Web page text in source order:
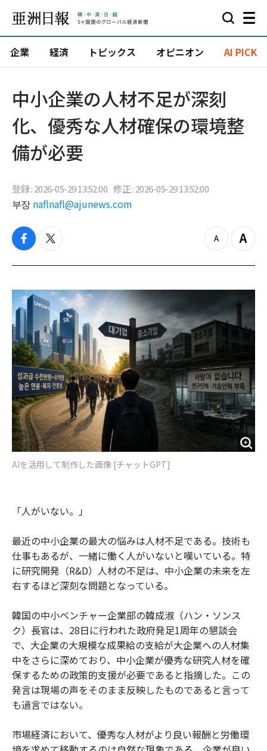
企業 経済 トピックス オピニオン AI PICK
中小企業の人材不足が深刻
化、優秀な人材確保の環境整
備が必要
登録 : 2026-05-29 13:52:00 修正 : 2026-05-29 13:52:00
부장 naflnafl@ajunews.com
f
c
b
o
o
k
t
i
t
z
o
o
Z
o
i
AIを活用して制作した画像 [チャットGPT]
「人がいない。」
最近の中小企業の最大の悩みは人材不足である。技術も
仕事もあるが、一緒に働く人がいないと嘆いている。特
に研究開発（R&D）人材の不足は、中小企業の未来を左
右するほど深刻な問題となっている。
韓国の中小ベンチャー企業部の韓成淑（ハン・ソンス
ク）長官は、28日に行われた政府発足1周年の懇談会
で、大企業の大規模な成果給の支給が大企業への人材集
中をさらに深めており、中小企業が優秀な研究人材を確
保するための政策的支援が必要であると指摘した。この
発言は現場の声をそのまま反映したものであると言って
も過言ではない。
市場経済において、優秀な人材がより良い報酬と労働環